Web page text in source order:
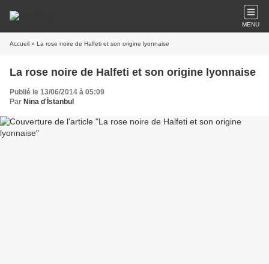
MENU
Accueil » La rose noire de Halfeti et son origine lyonnaise
La rose noire de Halfeti et son origine lyonnaise
Publié le 13/06/2014 à 05:09
Par Nina d'İstanbul